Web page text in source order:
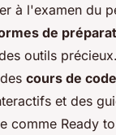
à l'examen du
de
outils
cours de
et des
comme Ready